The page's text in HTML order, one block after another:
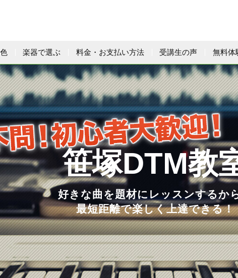
楽器で選ぶ 料金・お支払い方法 受講生の声 無料体
笹塚DTM教
好きな曲を題材にレッスンするか
最短距離で楽しく上達できる！